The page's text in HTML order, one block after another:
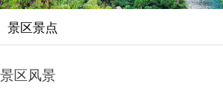
联系我们
景区景点
景区风景